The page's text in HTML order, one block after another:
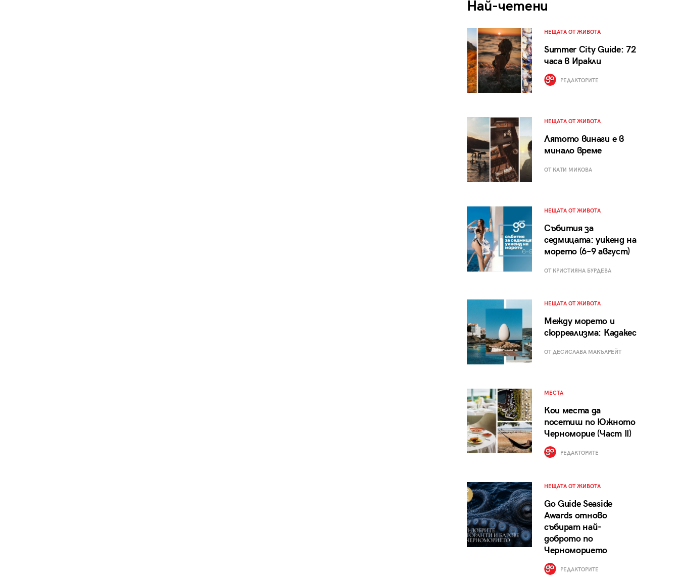
Най-четени
НЕЩАТА ОТ ЖИВОТА
Summer City Guide: 72
часа в Иракли
РЕДАКТОРИТЕ
НЕЩАТА ОТ ЖИВОТА
Лятото винаги е в
минало време
ОТ КАТИ МИКОВА
НЕЩАТА ОТ ЖИВОТА
Събития за
седмицата: уикенд на
морето (6–9 август)
ОТ КРИСТИЯНА БУРДЕВА
НЕЩАТА ОТ ЖИВОТА
Между морето и
сюрреализма: Кадакес
ОТ ДЕСИСЛАВА МАКЪЛРЕЙТ
МЕСТА
Кои места да
посетиш по Южното
Черноморие (Част II)
РЕДАКТОРИТЕ
НЕЩАТА ОТ ЖИВОТА
Go Guide Seaside
Awards отново
събират най-
доброто по
Черноморието
РЕДАКТОРИТЕ